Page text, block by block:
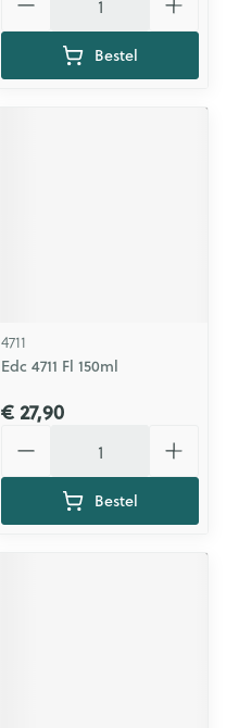
Bestel
4711
Edc 4711 Fl 150ml
€ 27,90
Bestel